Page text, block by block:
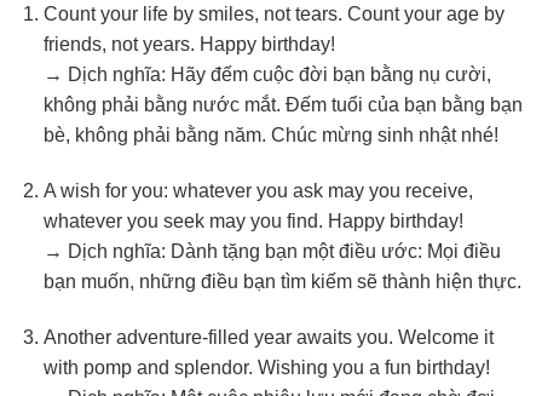
Count your life by smiles, not tears. Count your age by
friends, not years. Happy birthday!
→ Dịch nghĩa: Hãy đếm cuộc đời bạn bằng nụ cười,
không phải bằng nước mắt. Đếm tuổi của bạn bằng bạn
bè, không phải bằng năm. Chúc mừng sinh nhật nhé!
A wish for you: whatever you ask may you receive,
whatever you seek may you find. Happy birthday!
→ Dịch nghĩa: Dành tặng bạn một điều ước: Mọi điều
bạn muốn, những điều bạn tìm kiếm sẽ thành hiện thực.
Another adventure-filled year awaits you. Welcome it
with pomp and splendor. Wishing you a fun birthday!